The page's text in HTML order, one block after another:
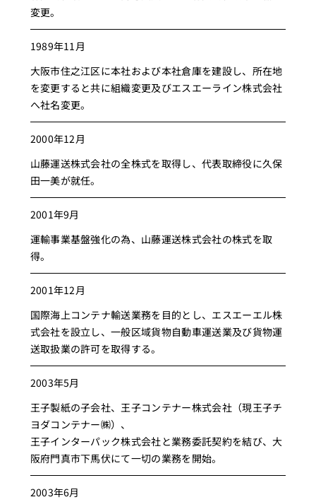
変更。
1989年11月
大阪市住之江区に本社および本社倉庫を建設し、所在地
を変更すると共に組織変更及びエスエーライン株式会社
へ社名変更。
2000年12月
山藤運送株式会社の全株式を取得し、代表取締役に久保
田一美が就任。
2001年9月
運輸事業基盤強化の為、山藤運送株式会社の株式を取
得。
2001年12月
国際海上コンテナ輸送業務を目的とし、エスエーエル株
式会社を設立し、一般区域貨物自動車運送業及び貨物運
送取扱業の許可を取得する。
2003年5月
王子製紙の子会社、王子コンテナー株式会社（現王子チ
ヨダコンテナー㈱）、
王子インターパック株式会社と業務委託契約を結び、大
阪府門真市下馬伏にて一切の業務を開始。
2003年6月